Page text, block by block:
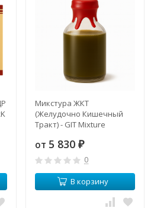
Микстура ЖКТ
(Желудочно Кишечный
Тракт) - GIT Mixture
от 5 830 ₽
0
В корзину